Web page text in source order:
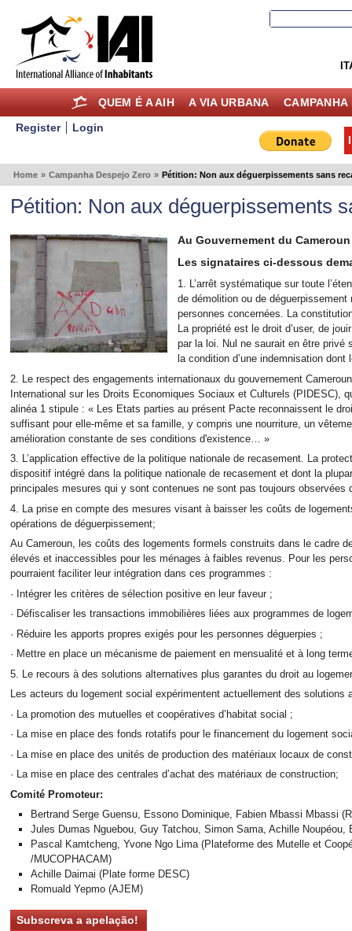
QUEM É A AIH A VIA URBANA CAMPANHA
Register
Login
Home » Campanha Despejo Zero » Pétition: Non aux déguerpissements sans
Pétition: Non aux déguerpissements
Au Gouvernement du
Les signataires ci-dessous
1. L’arrêt systématique sur toute
de démolition ou de
personnes concernées. La
La propriété est le droit d’user, de
par la loi. Nul ne saurait en être privé
la condition d’une indemnisation
2. Le respect des engagements internationaux du gouvernement
International sur les Droits Economiques Sociaux et Culturels (PIDESC),
alinéa 1 stipule : « Les Etats parties au présent Pacte reconnaissent le
suffisant pour elle-même et sa famille, y compris une nourriture, un
amélioration constante de ses conditions d'existence… »
3. L’application effective de la politique nationale de recasement. La
dispositif intégré dans la politique nationale de recasement et dont la
principales mesures qui y sont contenues ne sont pas toujours observées
4. La prise en compte des mesures visant à baisser les coûts de
opérations de déguerpissement;
Au Cameroun, les coûts des logements formels construits dans le cadre
élevés et inaccessibles pour les ménages à faibles revenus. Pour les
pourraient faciliter leur intégration dans ces programmes :
· Intégrer les critères de sélection positive en leur faveur ;
· Défiscaliser les transactions immobilières liées aux programmes de
· Réduire les apports propres exigés pour les personnes déguerpies ;
· Mettre en place un mécanisme de paiement en mensualité et à long
5. Le recours à des solutions alternatives plus garantes du droit au
Les acteurs du logement social expérimentent actuellement des
· La promotion des mutuelles et coopératives d’habitat social ;
· La mise en place des fonds rotatifs pour le financement du logement
· La mise en place des unités de production des matériaux locaux de
· La mise en place des centrales d’achat des matériaux de construction;
Comité Promoteur:
Bertrand Serge Guensu, Essono Dominique, Fabien Mbassi Mbassi
Jules Dumas Nguebou, Guy Tatchou, Simon Sama, Achille Noupéou,
Pascal Kamtcheng, Yvone Ngo Lima (Plateforme des Mutelle et
/MUCOPHACAM)
Achille Daimai (Plate forme DESC)
Romuald Yepmo (AJEM)